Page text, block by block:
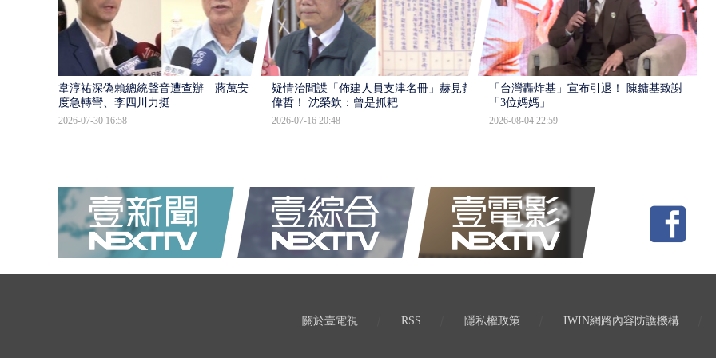
韋淳祐深偽賴總統聲音遭查辦 蔣萬安態
度急轉彎、李四川力挺
2026-07-30 16:58
疑情治間諜「佈建人員支津名冊」赫見黃
偉哲！ 沈榮欽：曾是抓耙
2026-07-16 20:48
「台灣轟炸基」宣布引退！ 陳鏞基致謝
「3位媽媽」
2026-08-04 22:59
關於壹電視 RSS 隱私權政策 IWIN網路內容防護機構